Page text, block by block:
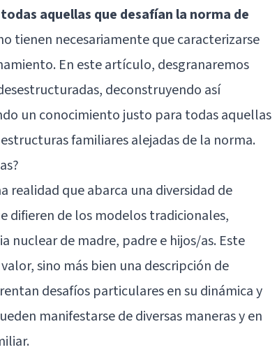
aquellas que desafían la norma de
tienen necesariamente que caracterizarse
En este artículo, desgranaremos
deconstruyendo así
un conocimiento justo para todas aquellas
familiares alejadas de la norma.
realidad que abarca una diversidad de
difieren de los modelos tradicionales,
de madre, padre e hijos/as. Este
sino más bien una descripción de
desafíos particulares en su dinámica y
manifestarse de diversas maneras y en